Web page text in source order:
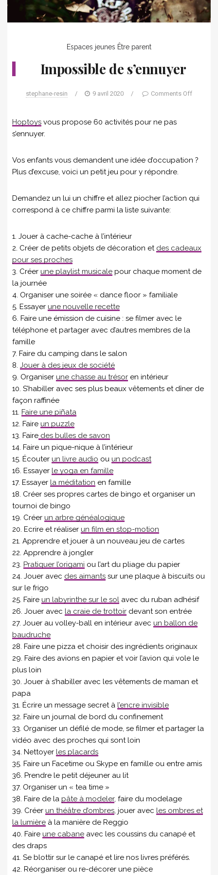
Espaces jeunes Être parent
Impossible de s’ennuyer
stephane-resin / 9 avril 2020 / Comments Off
Hoptoys vous propose 60 activités pour ne pas
s’ennuyer.
Vos enfants vous demandent une idée d’occupation ?
Plus d’excuse, voici un petit jeu pour y répondre.
Demandez un lui un chiffre et allez piocher l’action qui
correspond à ce chiffre parmi la liste suivante:
1. Jouer à cache-cache à l’intérieur
2. Créer de petits objets de décoration et des cadeaux
pour ses proches
3. Créer une playlist musicale pour chaque moment de
la journée
4. Organiser une soirée « dance floor » familiale
5. Essayer une nouvelle recette
6. Faire une émission de cuisine : se filmer avec le
téléphone et partager avec d’autres membres de la
famille
7. Faire du camping dans le salon
8. Jouer à des jeux de société
9. Organiser une chasse au trésor en intérieur
10. S’habiller avec ses plus beaux vêtements et dîner de
façon raffinée
11. Faire une piñata
12. Faire un puzzle
13. Faire des bulles de savon
14. Faire un pique-nique à l’intérieur
15. Écouter un livre audio ou un podcast
16. Essayer le yoga en famille
17. Essayer la méditation en famille
18. Créer ses propres cartes de bingo et organiser un
tournoi de bingo
19. Créer un arbre généalogique
20. Ecrire et réaliser un film en stop-motion
21. Apprendre et jouer à un nouveau jeu de cartes
22. Apprendre à jongler
23. Pratiquer l’origami ou l’art du pliage du papier
24. Jouer avec des aimants sur une plaque à biscuits ou
sur le frigo
25. Faire un labyrinthe sur le sol avec du ruban adhésif
26. Jouer avec la craie de trottoir devant son entrée
27. Jouer au volley-ball en intérieur avec un ballon de
baudruche
28. Faire une pizza et choisir des ingrédients originaux
29. Faire des avions en papier et voir l’avion qui vole le
plus loin
30. Jouer à s’habiller avec les vêtements de maman et
papa
31. Écrire un message secret à l’encre invisible
32. Faire un journal de bord du confinement
33. Organiser un défilé de mode, se filmer et partager la
vidéo avec des proches qui sont loin
34. Nettoyer les placards
35. Faire un Facetime ou Skype en famille ou entre amis
36. Prendre le petit déjeuner au lit
37. Organiser un « tea time »
38. Faire de la pâte à modeler, faire du modelage
39. Créer un théâtre d’ombres, jouer avec les ombres et
la lumière à la manière de Reggio
40. Faire une cabane avec les coussins du canapé et
des draps
41. Se blottir sur le canapé et lire nos livres préférés.
42. Réorganiser ou re-décorer une pièce